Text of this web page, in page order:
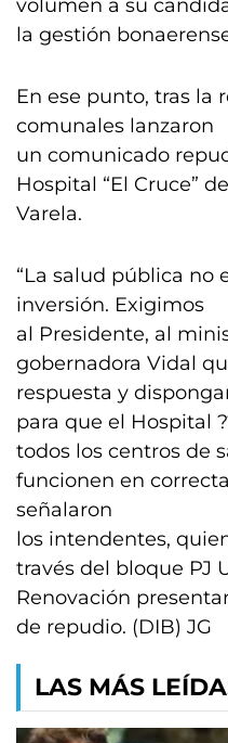
volumen a su
la gestión
En ese punto, tras la
comunales lanzaron
un comunicado
Hospital “El Cruce”
Varela.
“La salud pública no
inversión. Exigimos
al Presidente, al
gobernadora Vidal
respuesta y
para que el Hospital
todos los centros de
funcionen en
señalaron
los intendentes,
través del bloque PJ
Renovación
de repudio. (DIB) JG
LAS MÁS